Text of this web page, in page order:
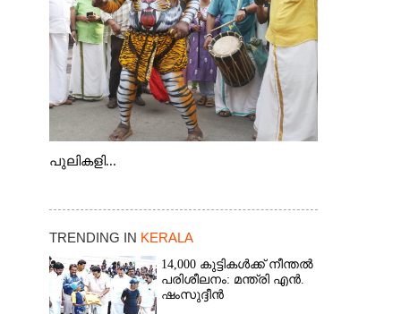
പുലികളി...
TRENDING IN KERALA
14,000 കുട്ടികൾക്ക് നീന്തൽ
പരിശീലനം: മന്ത്രി എൻ.
ഷംസുദ്ദീൻ